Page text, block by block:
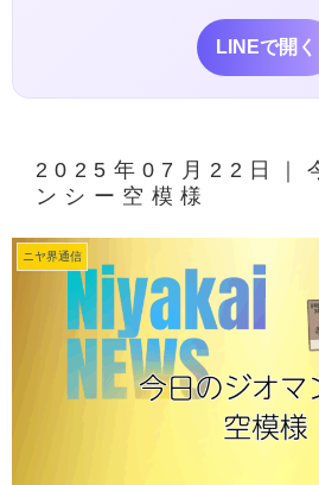
LINEで開く
2025年07月22日｜
ンシー空模様
ニヤ界通信